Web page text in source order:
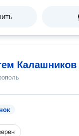
Калашников